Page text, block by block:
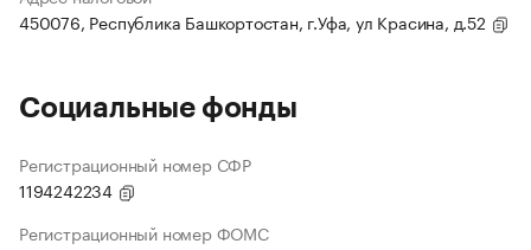
450076, Республика Башкортостан, г.Уфа, ул Красина, д.52
Социальные фонды
Регистрационный номер СФР
1194242234
Регистрационный номер ФОМС